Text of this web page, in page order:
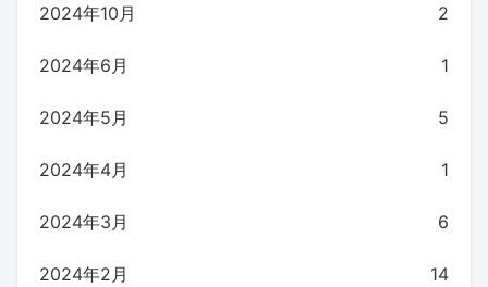
2024年10月 2
2024年6月 1
2024年5月 5
2024年4月 1
2024年3月 6
2024年2月 14